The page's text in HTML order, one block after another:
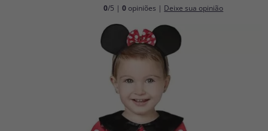
É a minha primeira vez
Sou novo
disfracestuyyo.pt
, você poderá fazer suas
compras rapidamente em nossa loja virtual, verificar o status de seus
pedidos e consultar suas operações anteriores.
Vá em frente! Estávamos esperando por você.
CRIAR CONTA
0/5 |0 opiniões | Deixe sua opinião